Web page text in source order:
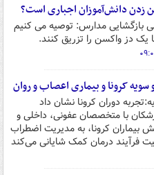
زدن دانش‌آموزان اجباری است؟
بازگشایی مدارس: توصیه می کنیم
سویه کرونا و بیماری اعصاب و روان
دوران کرونا نشان داد
با متخصصان عفونی، داخلی و
بیماران کرونا، به مدیریت اضطراب
فرآیند درمان کمک شایانی می‌کند